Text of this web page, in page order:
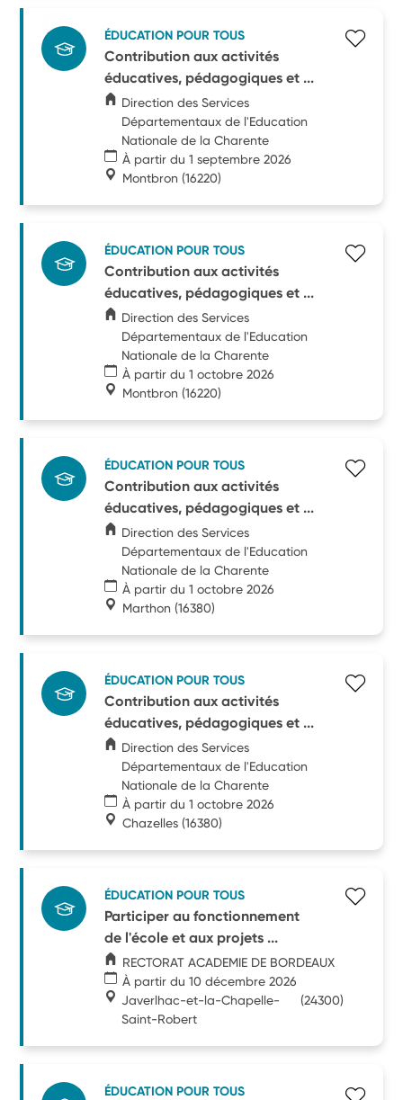
ÉDUCATION POUR TOUS
Contribution aux activités
éducatives, pédagogiques et ...
Direction des Services
Départementaux de l'Education
Nationale de la Charente
À partir du 1 septembre 2026
Montbron (16220)
ÉDUCATION POUR TOUS
Contribution aux activités
éducatives, pédagogiques et ...
Direction des Services
Départementaux de l'Education
Nationale de la Charente
À partir du 1 octobre 2026
Montbron (16220)
ÉDUCATION POUR TOUS
Contribution aux activités
éducatives, pédagogiques et ...
Direction des Services
Départementaux de l'Education
Nationale de la Charente
À partir du 1 octobre 2026
Marthon (16380)
ÉDUCATION POUR TOUS
Contribution aux activités
éducatives, pédagogiques et ...
Direction des Services
Départementaux de l'Education
Nationale de la Charente
À partir du 1 octobre 2026
Chazelles (16380)
ÉDUCATION POUR TOUS
Participer au fonctionnement
de l'école et aux projets ...
RECTORAT ACADEMIE DE BORDEAUX
À partir du 10 décembre 2026
Javerlhac-et-la-Chapelle-
Saint-Robert
(24300)
ÉDUCATION POUR TOUS